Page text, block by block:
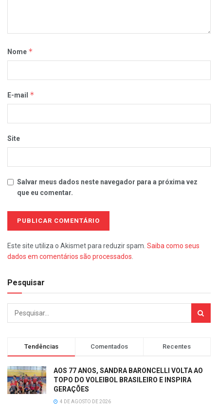
Nome *
E-mail *
Site
Salvar meus dados neste navegador para a próxima vez
que eu comentar.
Este site utiliza o Akismet para reduzir spam. Saiba como seus
dados em comentários são processados
Pesquisar
Tendências Comentados Recentes
AOS 77 ANOS, SANDRA BARONCELLI VOLTA AO
TOPO DO VOLEIBOL BRASILEIRO E INSPIRA
GERAÇÕES
4 DE AGOSTO DE 2026